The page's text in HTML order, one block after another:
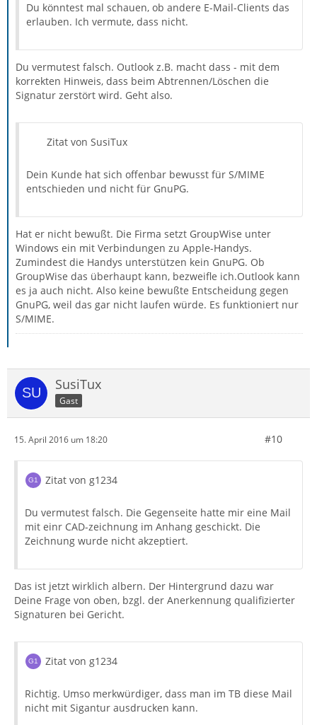
Du könntest mal schauen, ob andere E-Mail-Clients das
erlauben. Ich vermute, dass nicht.
Du vermutest falsch. Outlook z.B. macht dass - mit dem
korrekten Hinweis, dass beim Abtrennen/Löschen die
Signatur zerstört wird. Geht also.
Zitat von SusiTux
Dein Kunde hat sich offenbar bewusst für S/MIME
entschieden und nicht für GnuPG.
Hat er nicht bewußt. Die Firma setzt GroupWise unter
Windows ein mit Verbindungen zu Apple-Handys.
Zumindest die Handys unterstützen kein GnuPG. Ob
GroupWise das überhaupt kann, bezweifle ich.Outlook kann
es ja auch nicht. Also keine bewußte Entscheidung gegen
GnuPG, weil das gar nicht laufen würde. Es funktioniert nur
S/MIME.
SusiTux
Gast
15. April 2016 um 18:20 #10
Zitat von g1234
Du vermutest falsch. Die Gegenseite hatte mir eine Mail
mit einr CAD-zeichnung im Anhang geschickt. Die
Zeichnung wurde nicht akzeptiert.
Das ist jetzt wirklich albern. Der Hintergrund dazu war
Deine Frage von oben, bzgl. der Anerkennung qualifizierter
Signaturen bei Gericht.
Zitat von g1234
Richtig. Umso merkwürdiger, dass man im TB diese Mail
nicht mit Sigantur ausdrucken kann.